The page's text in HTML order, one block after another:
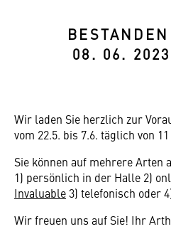
08. 06.
Wir laden Sie herzlich zur
vom 22.5. bis 7.6. täglich von
Sie können auf mehrere Arten
1) persönlich in der Halle 2)
Invaluable3) telefonisch oder
Wir freuen uns auf Sie! Ihr